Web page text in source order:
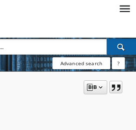
Advanced search ?